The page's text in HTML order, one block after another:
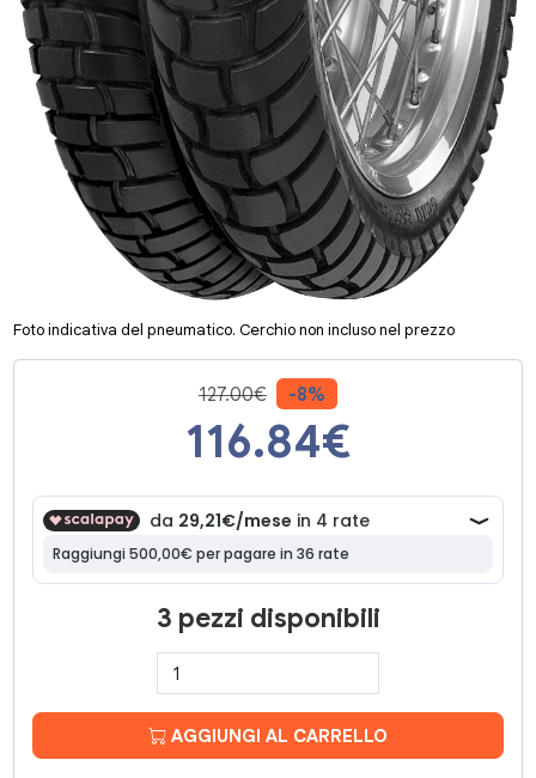
Foto indicativa del pneumatico. Cerchio non incluso nel prezzo
127.00€ -8%
116.84€
3 pezzi disponibili
AGGIUNGI AL CARRELLO